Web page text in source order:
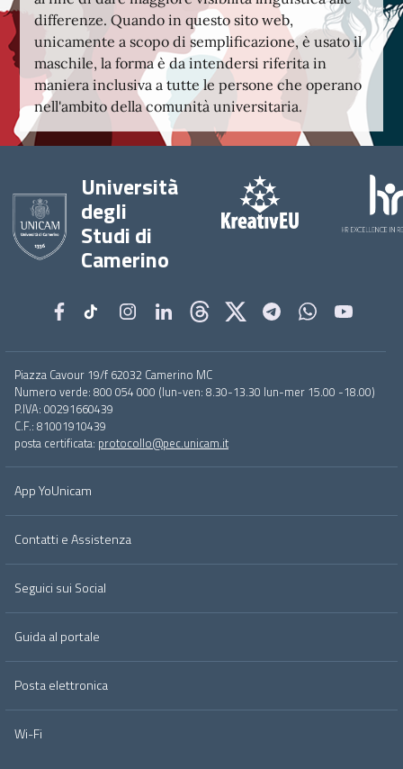
differenze. Quando in questo sito web,
unicamente a scopo di semplificazione, è usato il
maschile, la forma è da intendersi riferita in
maniera inclusiva a tutte le persone che operano
nell'ambito della comunità universitaria.
Università
degli
Studi di
Camerino
Footer
menu
full
Piazza Cavour 19/f 62032 Camerino MC
Numero verde: 800 054 000 (lun-ven: 8.30-13.30 lun-mer 15.00 -18.00)
P.IVA: 00291660439
C.F.: 81001910439
posta certificata: protocollo@pec.unicam.it
App YoUnicam
Contatti e Assistenza
Seguici sui Social
Guida al portale
Posta elettronica
Wi-Fi